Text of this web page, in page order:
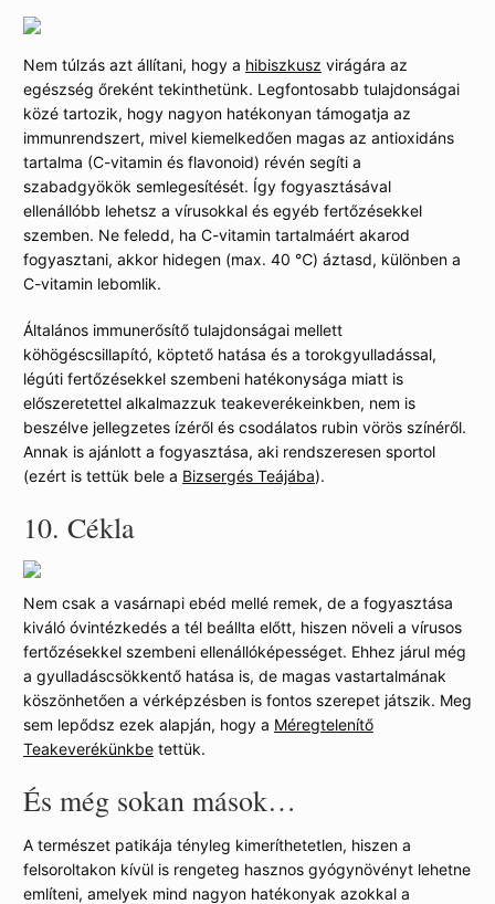
Nem túlzás azt állítani, hogy a hibiszkusz virágára az
egészség őreként tekinthetünk. Legfontosabb tulajdonságai
közé tartozik, hogy nagyon hatékonyan támogatja az
immunrendszert, mivel kiemelkedően magas az antioxidáns
tartalma (C-vitamin és flavonoid) révén segíti a
szabadgyökök semlegesítését. Így fogyasztásával
ellenállóbb lehetsz a vírusokkal és egyéb fertőzésekkel
szemben. Ne feledd, ha C-vitamin tartalmáért akarod
fogyasztani, akkor hidegen (max. 40 ℃) áztasd, különben a
C-vitamin lebomlik.
Általános immunerősítő tulajdonságai mellett
köhögéscsillapító, köptető hatása és a torokgyulladással,
légúti fertőzésekkel szembeni hatékonysága miatt is
előszeretettel alkalmazzuk teakeverékeinkben, nem is
beszélve jellegzetes ízéről és csodálatos rubin vörös színéről.
Annak is ajánlott a fogyasztása, aki rendszeresen sportol
(ezért is tettük bele a Bizsergés Teájába).
10. Cékla
Nem csak a vasárnapi ebéd mellé remek, de a fogyasztása
kiváló óvintézkedés a tél beállta előtt, hiszen növeli a vírusos
fertőzésekkel szembeni ellenállóképességet. Ehhez járul még
a gyulladáscsökkentő hatása is, de magas vastartalmának
köszönhetően a vérképzésben is fontos szerepet játszik. Meg
sem lepődsz ezek alapján, hogy a Méregtelenítő
Teakeverékünkbetettük.
És még sokan mások…
A természet patikája tényleg kimeríthetetlen, hiszen a
felsoroltakon kívül is rengeteg hasznos gyógynövényt lehetne
említeni, amelyek mind nagyon hatékonyak azokkal a